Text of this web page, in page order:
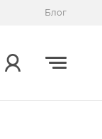
Блог